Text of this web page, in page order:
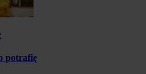
potrafię